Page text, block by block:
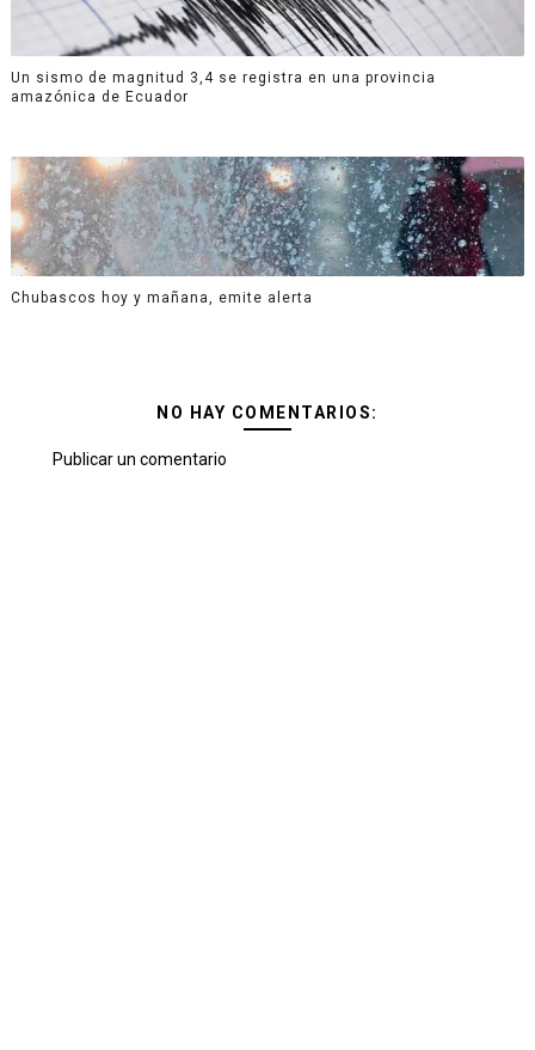
Un sismo de magnitud 3,4 se registra en una provincia
amazónica de Ecuador
Chubascos hoy y mañana, emite alerta
NO HAY COMENTARIOS:
Publicar un comentario